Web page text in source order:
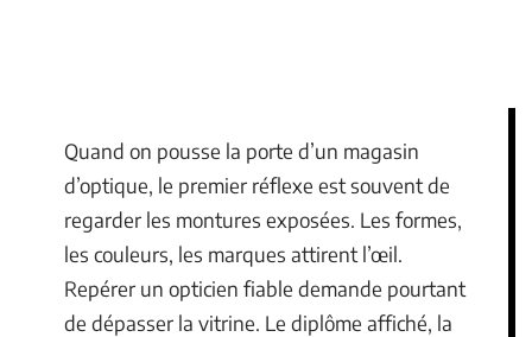
Quand on pousse la porte d’un magasin
d’optique, le premier réflexe est souvent de
regarder les montures exposées. Les formes,
les couleurs, les marques attirent l’œil.
Repérer un opticien fiable demande pourtant
de dépasser la vitrine. Le diplôme affiché, la